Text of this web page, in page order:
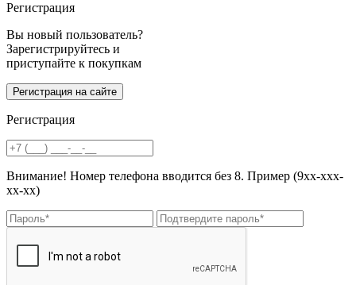
Регистрация
Вы новый пользователь?
Зарегистрируйтесь и
приступайте к покупкам
Регистрация
Внимание! Номер телефона вводится без 8. Пример (9хх-ххх-
хх-хх)